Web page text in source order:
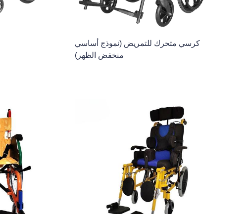
كرسي متحرك للتمريض (نموذج أساسي
منخفض الظهر)